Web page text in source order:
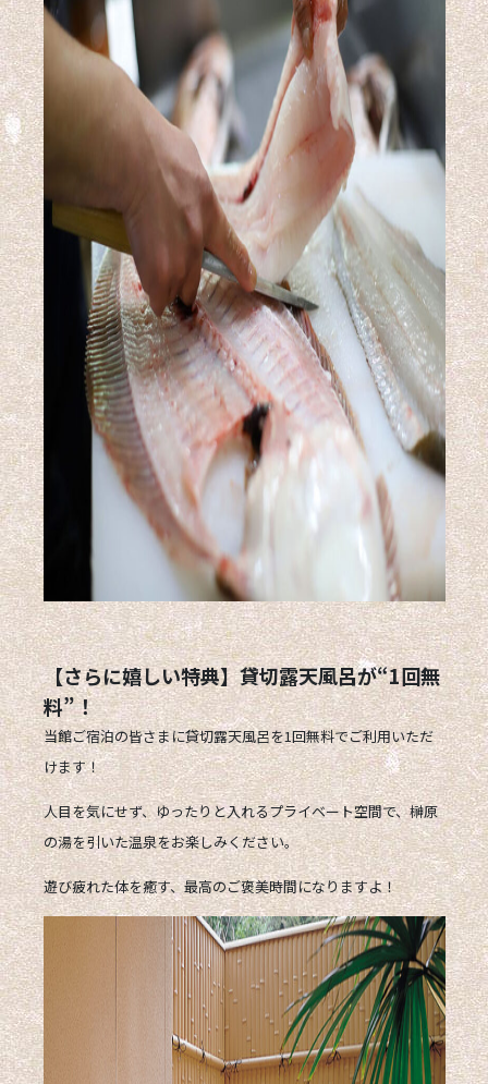
【さらに嬉しい特典】貸切露天風呂が“1回無
料”！
当館ご宿泊の皆さまに貸切露天風呂を1回無料でご利用いただ
けます！
人目を気にせず、ゆったりと入れるプライベート空間で、榊原
の湯を引いた温泉をお楽しみください。
遊び疲れた体を癒す、最高のご褒美時間になりますよ！